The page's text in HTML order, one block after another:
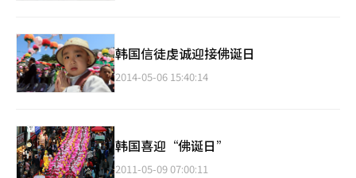
韩国信徒虔诚迎接佛诞日
2014-05-06 15:40:14
韩国喜迎“佛诞日”
2011-05-09 07:00:11